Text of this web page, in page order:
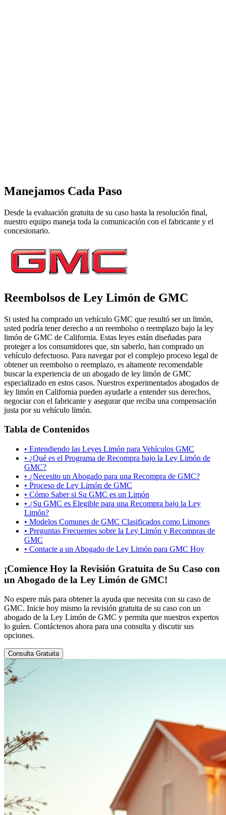
Manejamos Cada Paso
Desde la evaluación gratuita de su caso hasta la resolución final,
nuestro equipo maneja toda la comunicación con el fabricante y el
concesionario.
Reembolsos de Ley Limón de GMC
Si usted ha comprado un vehículo GMC que resultó ser un limón,
usted podría tener derecho a un reembolso o reemplazo bajo la ley
limón de GMC de California. Estas leyes están diseñadas para
proteger a los consumidores que, sin saberlo, han comprado un
vehículo defectuoso. Para navegar por el complejo proceso legal de
obtener un reembolso o reemplazo, es altamente recomendable
buscar la experiencia de un abogado de ley limón de GMC
especializado en estos casos. Nuestros experimentados abogados de
ley limón en California pueden ayudarle a entender sus derechos,
negociar con el fabricante y asegurar que reciba una compensación
justa por su vehículo limón.
Tabla de Contenidos
• Entendiendo las Leyes Limón para Vehículos GMC
• ¿Qué es el Programa de Recompra bajo la Ley Limón de
GMC?
• ¿Necesito un Abogado para una Recompra de GMC?
• Proceso de Ley Limón de GMC
• Cómo Saber si Su GMC es un Limón
• ¿Su GMC es Elegible para una Recompra bajo la Ley
Limón?
• Modelos Comunes de GMC Clasificados como Limones
• Preguntas Frecuentes sobre la Ley Limón y Recompras de
GMC
• Contacte a un Abogado de Ley Limón para GMC Hoy
¡Comience Hoy la Revisión Gratuita de Su Caso con
un Abogado de la Ley Limón de GMC!
No espere más para obtener la ayuda que necesita con su caso de
GMC. Inicie hoy mismo la revisión gratuita de su caso con un
abogado de la Ley Limón de GMC y permita que nuestros expertos
lo guíen. Contáctenos ahora para una consulta y discutir sus
opciones.
Consulta Gratuita